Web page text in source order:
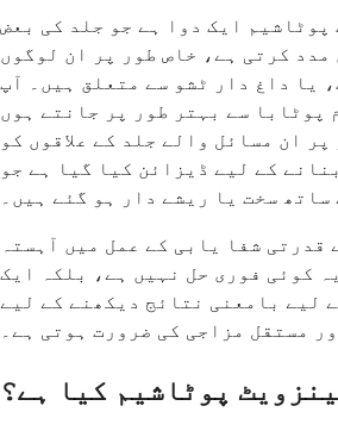
پوٹاشیم ایک دوا ہے جو جلد کی بعض
مدد کرتی ہے، خاص طور پر ان لوگوں
یا داغ دار ٹشو سے متعلق ہیں۔ آپ
پوٹابا سے بہتر طور پر جانتے ہوں
ان مسائل والے جلد کے علاقوں کو
کے لیے ڈیزائن کیا گیا ہے جو
ساتھ سخت یا ریشے دار ہو گئے ہیں۔
قدرتی شفا یابی کے عمل میں آہستہ
کوئی فوری حل نہیں ہے، بلکہ ایک
لیے بامعنی نتائج دیکھنے کے لیے
مستقل مزاجی کی ضرورت ہوتی ہے۔
پوٹاشیم کیا ہے؟